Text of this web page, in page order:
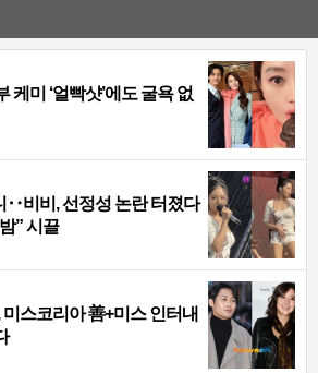
케미 ‘얼빡샷’에도 굴욕 없
‥비비, 선정성 논란 터졌다
” 시끌
미스코리아 善+미스 인터내